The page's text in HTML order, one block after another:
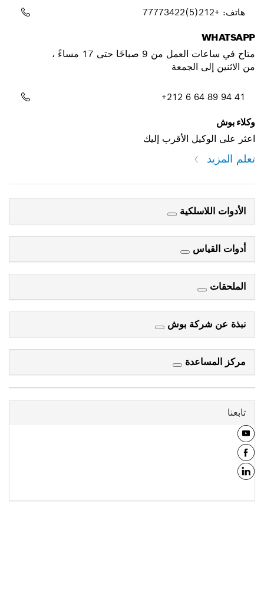
هاتف: +212(5)77773422
WHATSAPP
متاح في ساعات العمل من 9 صباحًا حتى 17 مساءً ،
من الاثنين إلى الجمعة
+212 6 64 89 94 41
وكلاء بوش
اعثر على الوكيل الأقرب إليك
تعلم المزيد
الأدوات اللاسلكية
أدوات القياس
الملحقات
نبذة عن شركة بوش
مركز المساعدة
تابعنا